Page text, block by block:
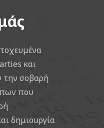
και
την σοβαρή
που
δημιουργία